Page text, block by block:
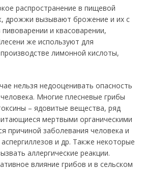
распространение в пищевой
дрожжи вызывают брожение и их с
и квасоварении,
же используют для
лимонной кислоты,
нельзя недооценивать опасность
Многие плесневые грибы
– ядовитые вещества, ряд
мертвыми органическими
причиной заболевания человека и
и др. Также некоторые
аллергические реакции.
влияние грибов и в сельском